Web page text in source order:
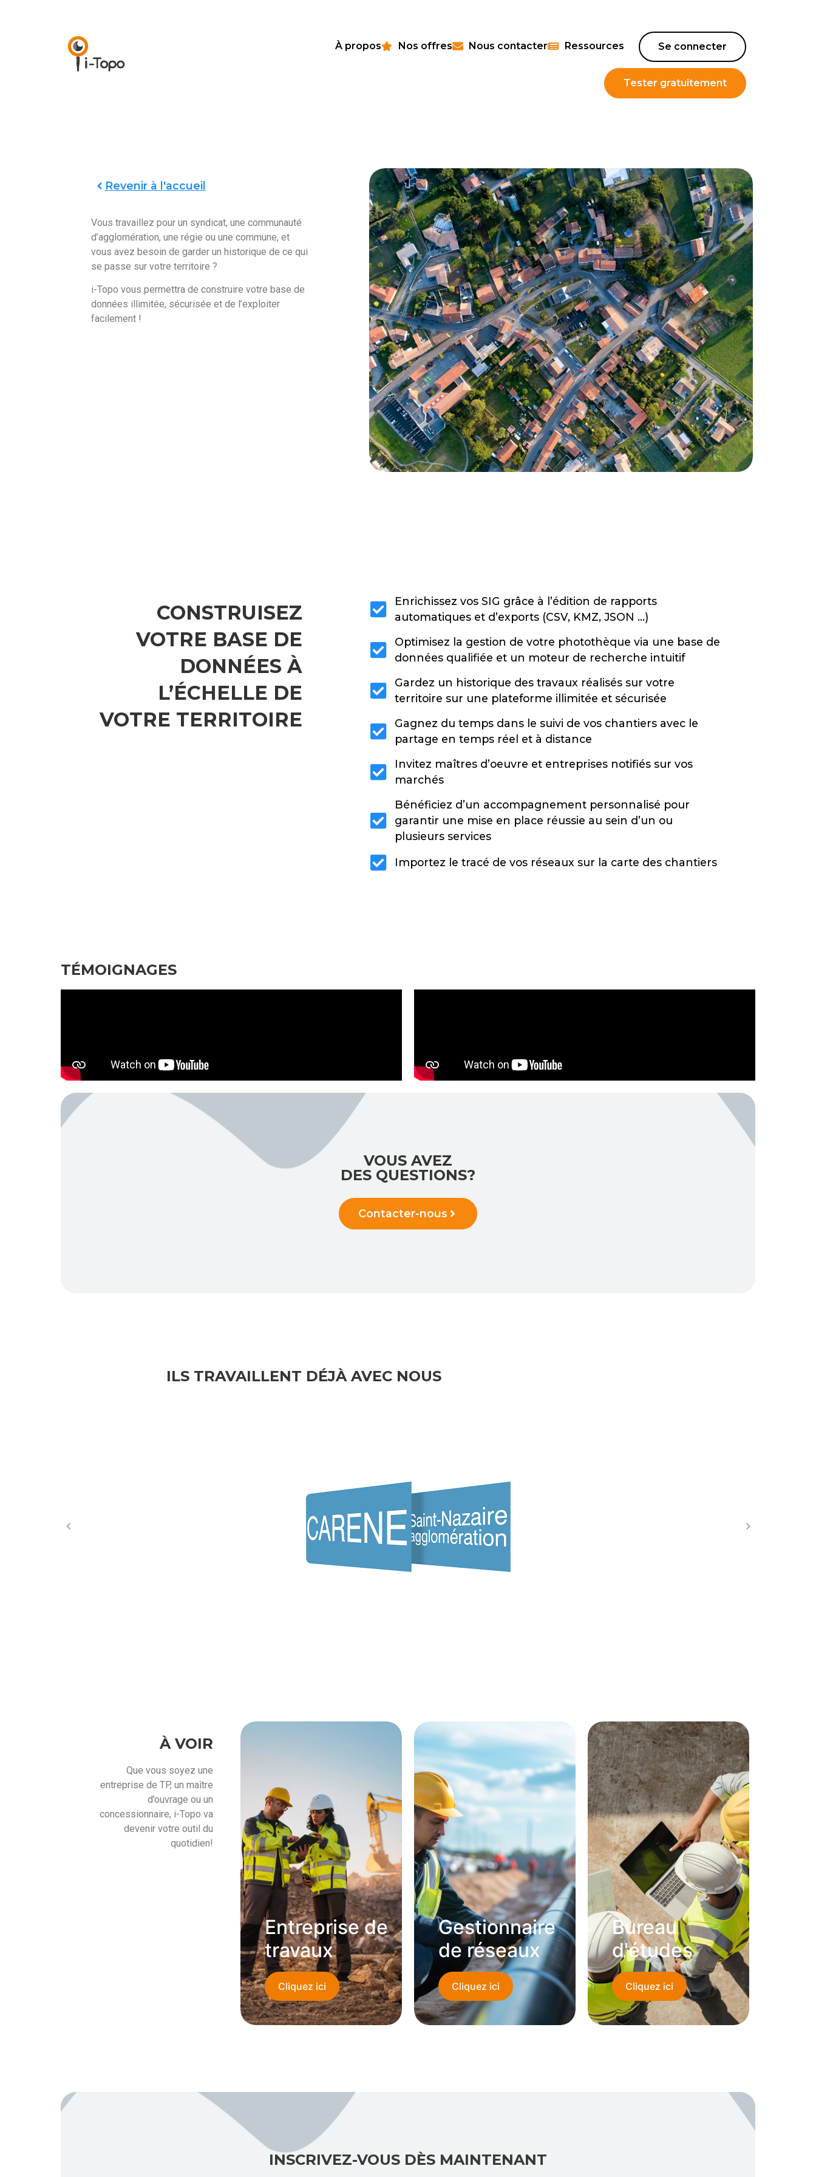
À propos Nos offres Nous contacter Ressources Se connecter
Tester gratuitement
Revenir à l'accueil
Vous travaillez pour un syndicat, une communauté
d’agglomération, une régie ou une commune, et
vous avez besoin de garder un historique de ce qui
se passe sur votre territoire ?
i-Topo vous permettra de construire votre base de
données illimitée, sécurisée et de l’exploiter
facilement !
CONSTRUISEZ
VOTRE BASE DE
DONNÉES À
L’ÉCHELLE DE
VOTRE TERRITOIRE
Enrichissez vos SIG grâce à l’édition de rapports
automatiques et d’exports (CSV, KMZ, JSON …)
Optimisez la gestion de votre photothèque via une base de
données qualifiée et un moteur de recherche intuitif
Gardez un historique des travaux réalisés sur votre
territoire sur une plateforme illimitée et sécurisée
Gagnez du temps dans le suivi de vos chantiers avec le
partage en temps réel et à distance
Invitez maîtres d’oeuvre et entreprises notifiés sur vos
marchés
Bénéficiez d’un accompagnement personnalisé pour
garantir une mise en place réussie au sein d’un ou
plusieurs services
Importez le tracé de vos réseaux sur la carte des chantiers
TÉMOIGNAGES
VOUS AVEZ
DES QUESTIONS?
Contacter-nous
ILS TRAVAILLENT DÉJÀ AVEC NOUS
À VOIR
Que vous soyez une
entreprise de TP, un maître
d’ouvrage ou un
concessionnaire, i-Topo va
devenir votre outil du
quotidien!
Entreprise de
travaux
Cliquez ici
Gestionnaire
de réseaux
Cliquez ici
Bureau
d'études
Cliquez ici
INSCRIVEZ-VOUS DÈS MAINTENANT